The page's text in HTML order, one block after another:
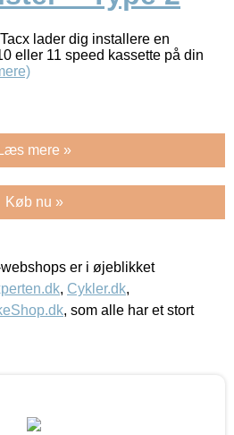
lader dig installere en
eller 11 speed kassette på din
Læs mere »
Køb nu »
er i øjeblikket
, Cykler.dk,
, som alle har et stort